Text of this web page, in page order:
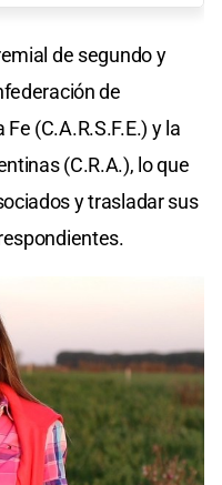
de segundo y
de
(C.A.R.S.F.E.) y la
(C.R.A.), lo que
y trasladar sus